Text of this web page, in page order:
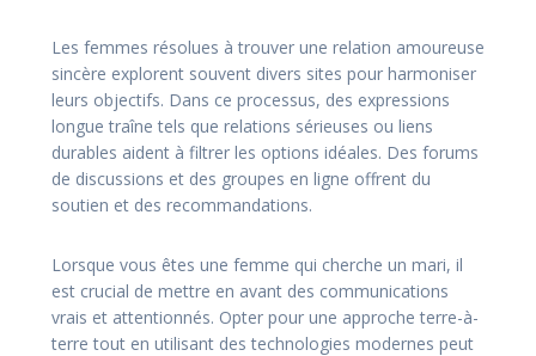
Les femmes résolues à trouver une relation amoureuse
sincère explorent souvent divers sites pour harmoniser
leurs objectifs. Dans ce processus, des expressions
longue traîne tels que relations sérieuses ou liens
durables aident à filtrer les options idéales. Des forums
de discussions et des groupes en ligne offrent du
soutien et des recommandations.
Lorsque vous êtes une femme qui cherche un mari, il
est crucial de mettre en avant des communications
vrais et attentionnés. Opter pour une approche terre-à-
terre tout en utilisant des technologies modernes peut